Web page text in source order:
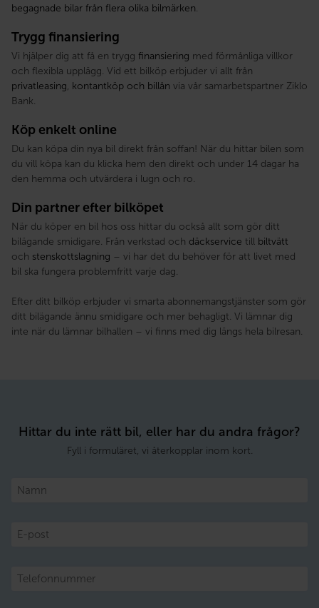
begagnade bilar från flera olika bilmärken.
Trygg finansiering
Vi hjälper dig att få en trygg finansiering med förmånliga villkor
och flexibla upplägg. Vid ett bilköp erbjuder vi allt från
privatleasing, kontantköp och billån via vår samarbetspartner Ziklo
Bank.
Köp enkelt online
Du kan köpa din nya bil direkt från soffan! När du hittar bilen som
du vill köpa kan du klicka hem den direkt och under 14 dagar ha
den hemma och utvärdera i lugn och ro.
Din partner efter bilköpet
När du köper en bil hos oss hittar du också allt som gör ditt
bilägande smidigare. Från verkstad och däckservice till biltvätt
och stenskottslagning – vi har det du behöver för att livet med
bil ska fungera problemfritt varje dag.
Efter ditt bilköp erbjuder vi smarta abonnemangstjänster som gör
ditt bilägande ännu smidigare och mer behagligt. Vi lämnar dig
inte när du lämnar bilhallen – vi finns med dig längs hela bilresan.
Hittar du inte rätt bil, eller har du andra frågor?
Fyll i formuläret, vi återkopplar inom kort.
Namn
E-
post
Telefon